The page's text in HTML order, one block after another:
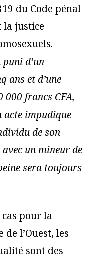
du Code pénal
la justice
d’un
ans et d’une
000 francs CFA,
acte impudique
de son
avec un mineur de
sera toujours
cas pour la
l’Ouest, les
sont des